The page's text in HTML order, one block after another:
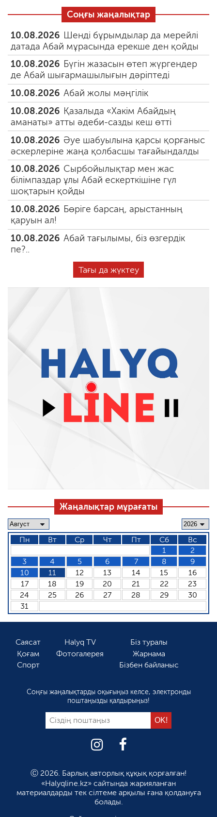
Соңғы жаңалықтар
10.08.2026 Шенді бұрымдылар да мерейлі
датада Абай мұрасында ерекше ден қойды
10.08.2026 Бүгін жазасын өтеп жүргендер
де Абай шығармашылығын дәріптеді
10.08.2026 Абай жолы мәңгілік
10.08.2026 Қазалыда «Хакім Абайдың
аманаты» атты әдеби-сазды кеш өтті
10.08.2026 Әуе шабуылына қарсы қорғаныс
әскерлеріне жаңа қолбасшы тағайындалды
10.08.2026 Сырбойылықтар мен жас
білімпаздар ұлы Абай ескерткішіне гүл
шоқтарын қойды
10.08.2026 Бөріге барсаң, арыстанның
қаруын ал!
10.08.2026 Абай тағылымы, біз өзгердік
пе?..
Тағы да жүктеу
Жаңалықтар мұрағаты
Пн Вт Ср Чт Пт Сб
Вс
1
2
3
4 5 6 7 8
9
10
11 12 13 14 15
16
17
18 19 20 21 22
23
24
25 26 27 28 29
30
31
Саясат
Қоғам
Спорт
Halyq TV
Фотогалерея
Біз туралы
Жарнама
Бізбен байланыс
Соңғы жаңалықтарды оқығыңыз келсе, электронды
поштаңызды қалдырыңыз!
Ⓒ 2026. Барлық авторлық құқық қорғалған!
«Halyqline.kz» сайтында жарияланған
материалдарды тек сілтеме арқылы ғана қолдануға
болады.